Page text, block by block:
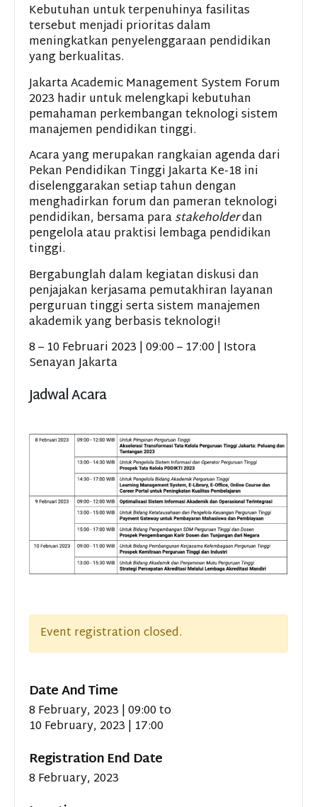
Kebutuhan untuk terpenuhinya fasilitas
tersebut menjadi prioritas dalam
meningkatkan penyelenggaraan pendidikan
yang berkualitas.
Jakarta Academic Management System Forum
2023 hadir untuk melengkapi kebutuhan
pemahaman perkembangan teknologi sistem
manajemen pendidikan tinggi.
Acara yang merupakan rangkaian agenda dari
Pekan Pendidikan Tinggi Jakarta Ke-18 ini
diselenggarakan setiap tahun dengan
menghadirkan forum dan pameran teknologi
pendidikan, bersama parastakeholderdan
pengelola atau praktisi lembaga pendidikan
tinggi.
Bergabunglah dalam kegiatan diskusi dan
penjajakan kerjasama pemutakhiran layanan
perguruan tinggi serta sistem manajemen
akademik yang berbasis teknologi!
8 – 10 Februari 2023 | 09:00 – 17:00 | Istora
Senayan Jakarta
Jadwal Acara
Event registration closed.
Date And Time
8 February, 2023 | 09:00to
10 February, 2023 | 17:00
Registration End Date
8 February, 2023